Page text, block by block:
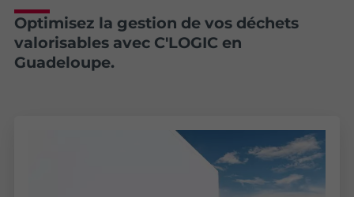
Optimisez la gestion de vos déchets
valorisables avec C'LOGIC en
Guadeloupe.